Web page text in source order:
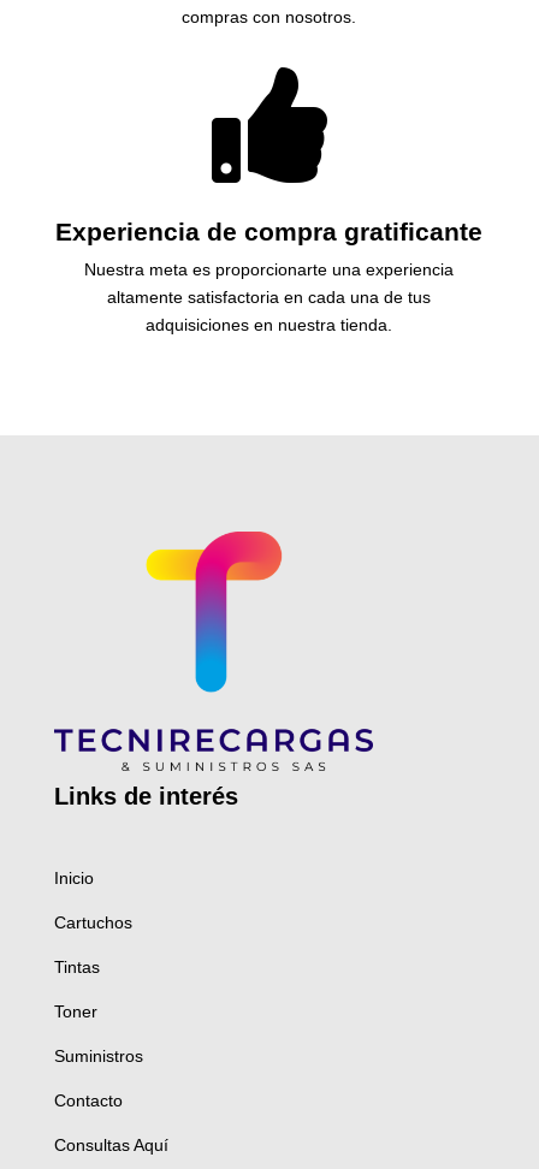
compras con nosotros.

Experiencia de compra gratificante
Nuestra meta es proporcionarte una experiencia
altamente satisfactoria en cada una de tus
adquisiciones en nuestra tienda.
Links de interés
Inicio
Cartuchos
Tintas
Toner
Suministros
Contacto
Consultas Aquí